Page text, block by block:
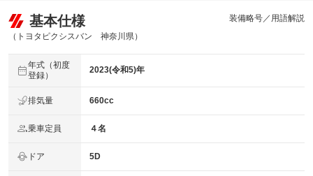
基本仕様
（トヨタピクシスバン 神奈川県）
装備略号／用語解説
年式（初度
登録）
2023(令和5)年
排気量 660cc
乗車定員 ４名
ドア 5D